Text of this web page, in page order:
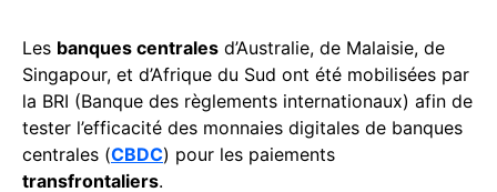
Les banques centrales d’Australie, de Malaisie, de
Singapour, et d’Afrique du Sud ont été mobilisées par
la BRI (Banque des règlements internationaux) afin de
tester l’efficacité des monnaies digitales de banques
centrales (CBDC) pour les paiements
transfrontaliers.